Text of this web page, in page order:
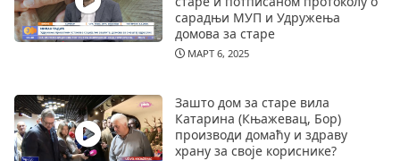
сарадњи МУП и Удружења
домова за старе
МАРТ 6, 2025
Зашто дом за старе вила
Катарина (Књажевац, Бор)
производи домаћу и здраву
храну за своје кориснике?